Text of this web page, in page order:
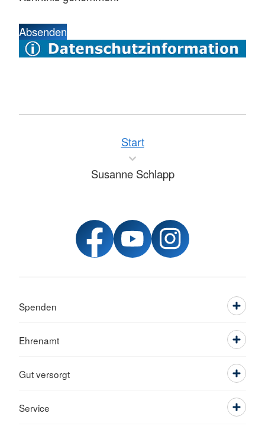
Absenden
Start
Susanne Schlapp
Spenden
Ehrenamt
Gut versorgt
Service